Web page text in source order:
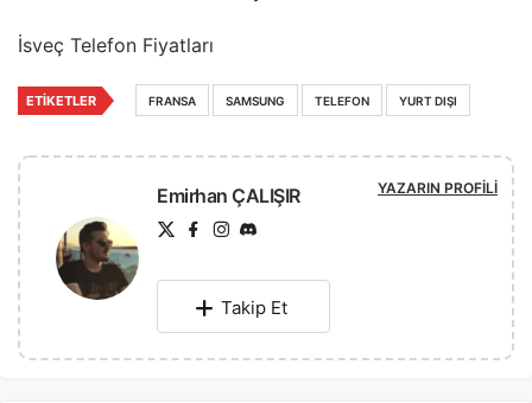
İsveç Telefon Fiyatları
ETIKETLER FRANSA SAMSUNG TELEFON YURT DIŞI
Emirhan ÇALIŞIR YAZARIN PROFILI
Takip Et